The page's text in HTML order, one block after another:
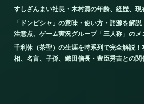
すしざんまい社長・木村清の年齢、経歴、現
「ドンピシャ」の意味・使い方・語源を解
注意点、ゲーム実況グループ「三人称」のメ
千利休（茶聖）の生涯を時系列で完全解説
相、名言、子孫、織田信長・豊臣秀吉との関